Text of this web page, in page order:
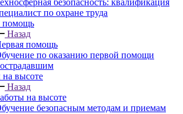
Техносферная безопасность: квалификация
по охране труда
помощь
Назад
помощь
по оказанию первой помощи
на высоте
Назад
на высоте
безопасным методам и приемам